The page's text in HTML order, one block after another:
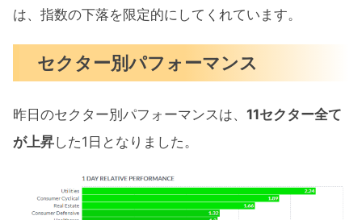
は、指数の下落を限定的にしてくれています。
セクター別パフォーマンス
昨日のセクター別パフォーマンスは、 11セクター全て
が上昇した1日となりました。